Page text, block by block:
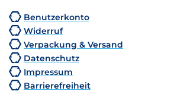
Benutzerkonto
Widerruf
Verpackung & Versand
Datenschutz
Impressum
Barrierefreiheit